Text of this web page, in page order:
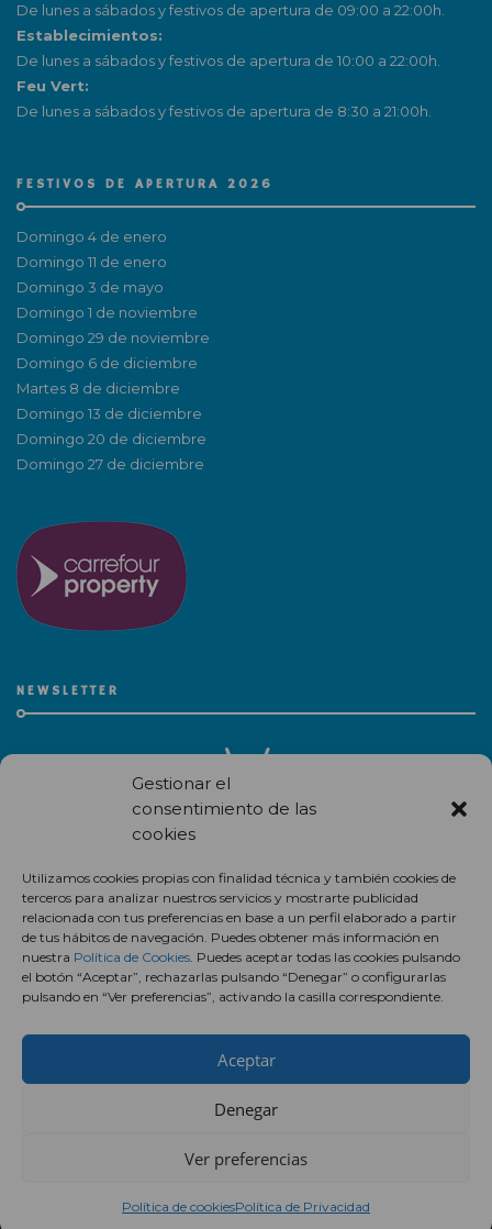
Gestionar el
consentimiento de las
cookies
Utilizamos cookies propias con finalidad técnica y también cookies de
terceros para analizar nuestros servicios y mostrarte publicidad
relacionada con tus preferencias en base a un perfil elaborado a partir
de tus hábitos de navegación. Puedes obtener más información en
nuestra Política de Cookies. Puedes aceptar todas las cookies pulsando
el botón “Aceptar”, rechazarlas pulsando “Denegar” o configurarlas
pulsando en “Ver preferencias”, activando la casilla correspondiente.
Aceptar
Denegar
Ver preferencias
Política de cookiesPolítica de Privacidad
De lunes a sábados y festivos de apertura de 09:00 a 22:00h.
Establecimientos:
De lunes a sábados y festivos de apertura de 10:00 a 22:00h.
Feu Vert:
De lunes a sábados y festivos de apertura de 8:30 a 21:00h.
FESTIVOS DE APERTURA 2026
Domingo 4 de enero
Domingo 11 de enero
Domingo 3 de mayo
Domingo 1 de noviembre
Domingo 29 de noviembre
Domingo 6 de diciembre
Martes 8 de diciembre
Domingo 13 de diciembre
Domingo 20 de diciembre
Domingo 27 de diciembre
NEWSLETTER
centro comercial.
Suscríbete
Centro Comercial Augusta ©2018 ·Aviso legal·Política de